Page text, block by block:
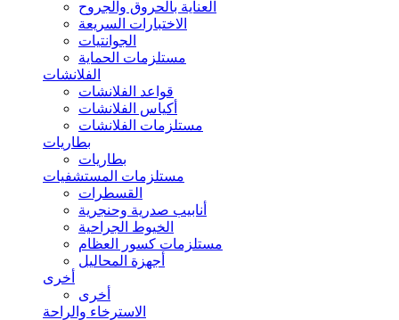
العناية بالحروق والجروح
الاختبارات السريعة
الجوانتيات
مستلزمات الحماية
الفلانشات
قواعد الفلانشات
أكياس الفلانشات
مستلزمات الفلانشات
بطاريات
بطاريات
مستلزمات المستشفيات
القسطرات
أنابيب صدرية وحنجرية
الخيوط الجراحية
مستلزمات كسور العظام
أجهزة المحاليل
أخرى
أخرى
الاسترخاء والراحة